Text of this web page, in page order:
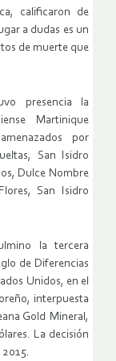
calificaron de
a dudas es un
de muerte que
presencia la
Martinique
por
San Isidro
Dulce Nombre
San Isidro
la tercera
de Diferencias
Unidos, en el
interpuesta
Gold Mineral,
La decisión